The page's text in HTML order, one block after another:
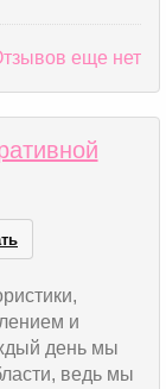
еще нет
и
день мы
ведь мы